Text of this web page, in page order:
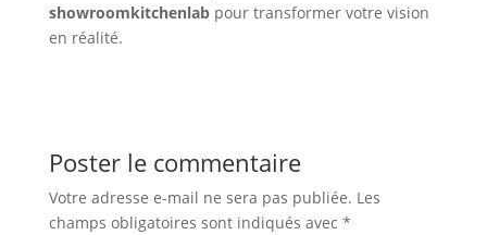
showroomkitchenlabpour transformer votre vision
en réalité.
Poster le commentaire
Votre adresse e-mail ne sera pas publiée. Les
champs obligatoires sont indiqués avec *